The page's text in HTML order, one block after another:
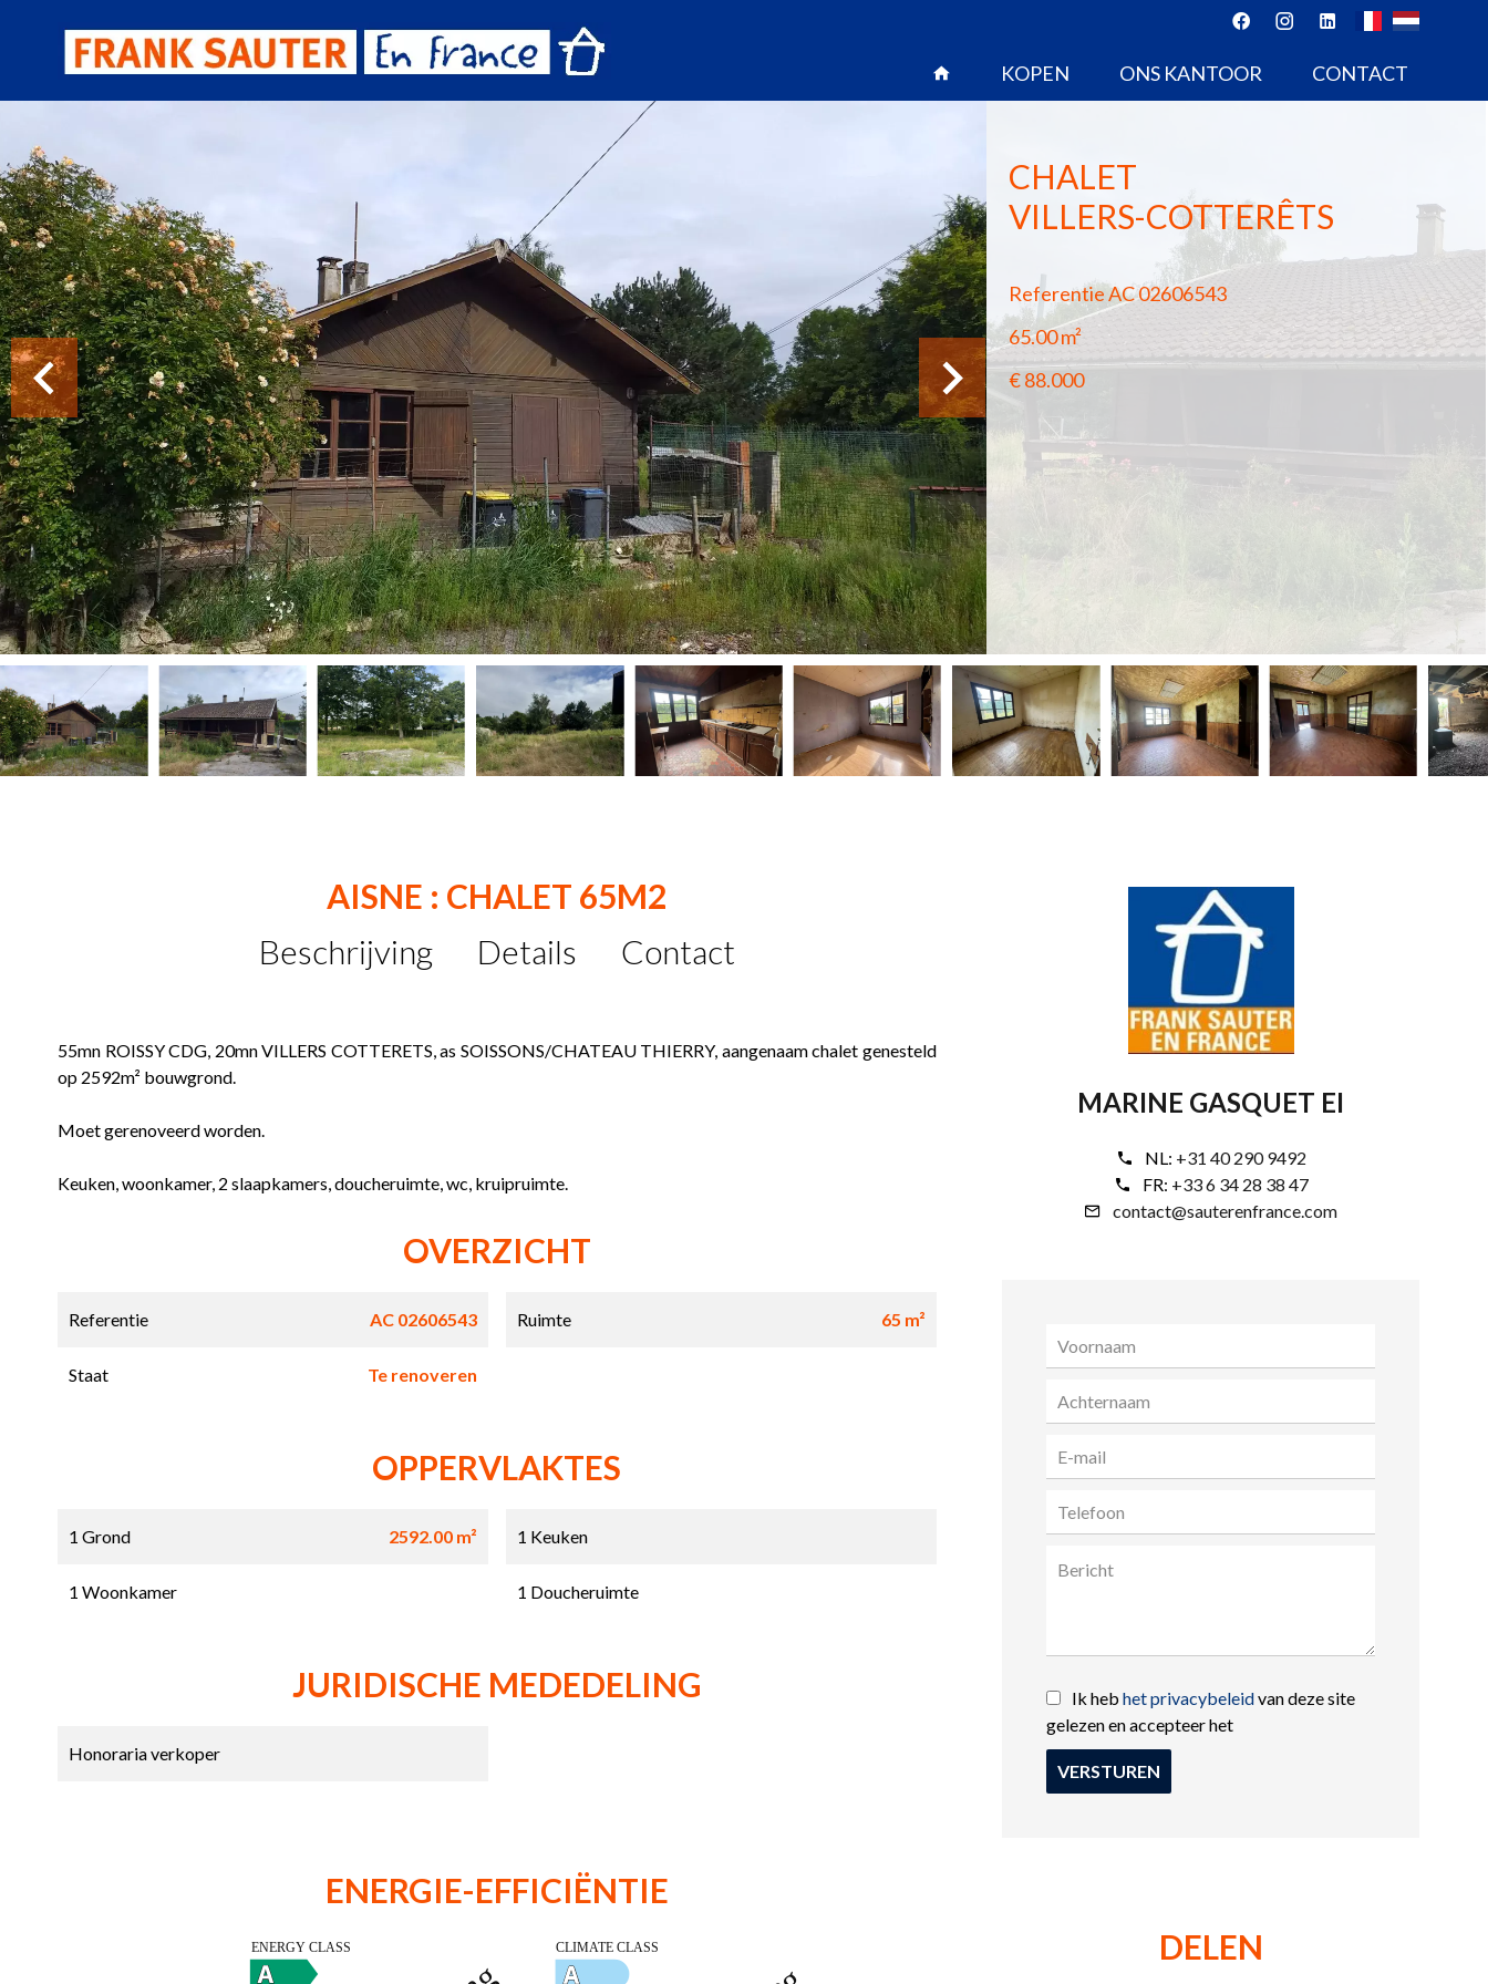
KOPEN ONS KANTOOR CONTACT
CHALET
VILLERS-COTTERÊTS
ReferentieAC 02606543
65.00m²
€ 88.000
AISNE : CHALET 65M2
Beschrijving
Details Contact
55mn ROISSY CDG, 20mn VILLERS COTTERETS, as SOISSONS/CHATEAU THIERRY, aangenaam chalet genesteld
op 2592m² bouwgrond.
Moet gerenoveerd worden.
Keuken, woonkamer, 2 slaapkamers, doucheruimte, wc, kruipruimte.
OVERZICHT
Referentie AC 02606543 Ruimte 65 m²
Staat Te renoveren
OPPERVLAKTES
1 Grond 2592.00 m² 1 Keuken
1 Woonkamer 1 Doucheruimte
JURIDISCHE MEDEDELING
Honoraria verkoper
ENERGIE-EFFICIËNTIE
MARINE GASQUET EI
NL: +31 40 290 9492
FR: +33 6 34 28 38 47
contact@sauterenfrance.com
Ik hebhet privacybeleidvan deze site
gelezen en accepteer het
VERSTUREN
DELEN